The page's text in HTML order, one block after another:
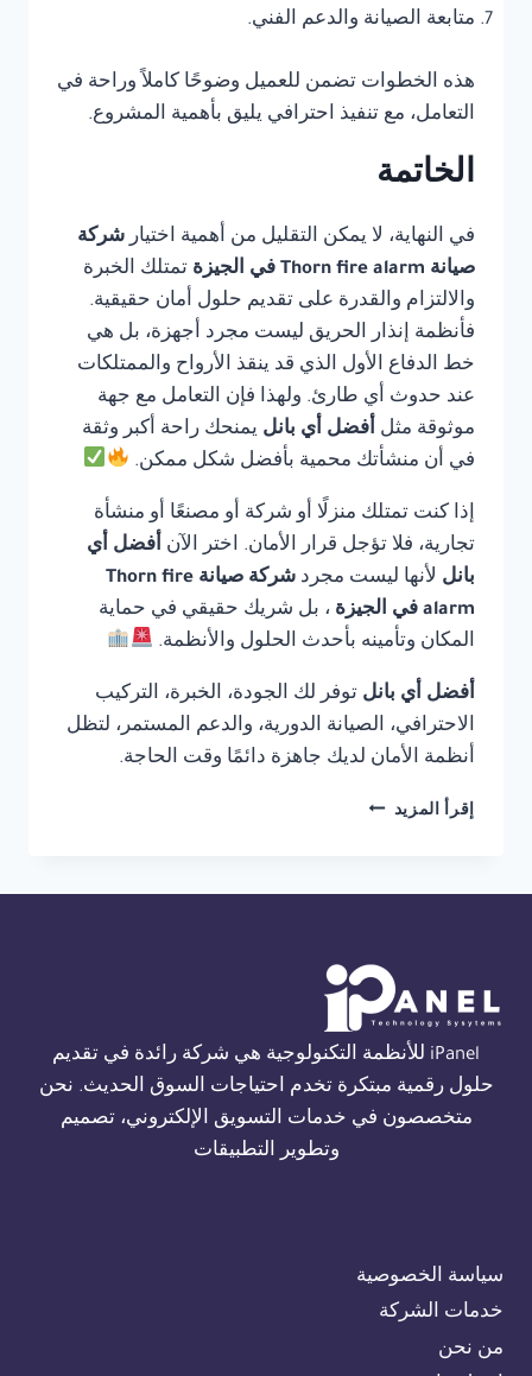
متابعة الصيانة والدعم الفني.
هذه الخطوات تضمن للعميل وضوحًا كاملاً وراحة في
التعامل، مع تنفيذ احترافي يليق بأهمية المشروع.
الخاتمة
في النهاية، لا يمكن التقليل من أهمية اختيار شركة
صيانة Thorn fire alarm في الجيزة
تمتلك الخبرة
والالتزام والقدرة على تقديم حلول أمان حقيقية.
فأنظمة إنذار الحريق ليست مجرد أجهزة، بل هي
خط الدفاع الأول الذي قد ينقذ الأرواح والممتلكات
عند حدوث أي طارئ. ولهذا فإن التعامل مع جهة
موثوقة مثل أفضل أي بانل يمنحك راحة أكبر وثقة
في أن منشأتك محمية بأفضل شكل ممكن.
إذا كنت تمتلك منزلًا أو شركة أو مصنعًا أو منشأة
تجارية، فلا تؤجل قرار الأمان. اختر الآن أفضل أي
بانل لأنها ليست مجرد
شركة صيانة Thorn fire
alarm في الجيزة
، بل شريك حقيقي في حماية
المكان وتأمينه بأحدث الحلول والأنظمة.
أفضل أي بانل توفر لك الجودة، الخبرة، التركيب
الاحترافي، الصيانة الدورية، والدعم المستمر، لتظل
أنظمة الأمان لديك جاهزة دائمًا وقت الحاجة.
إقرأ المزيد شركة
01554305486
iPanel للأنظمة التكنولوجية هي شركة رائدة في تقديم
حلول رقمية مبتكرة تخدم احتياجات السوق الحديث. نحن
متخصصون في خدمات التسويق الإلكتروني، تصميم
وتطوير التطبيقات
سياسة الخصوصية
خدمات الشركة
من نحن